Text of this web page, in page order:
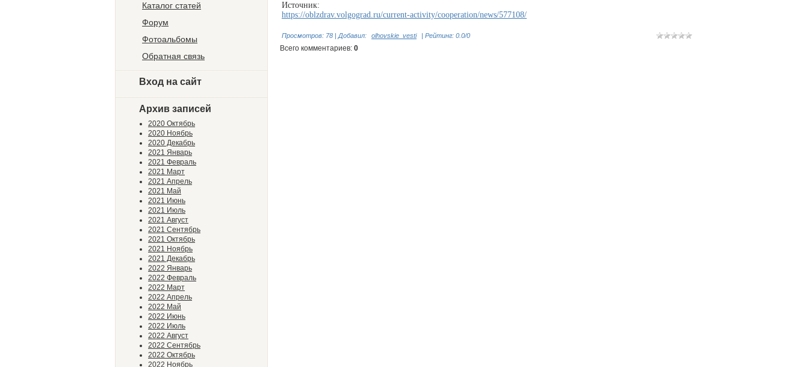
Каталог статей
Форум
Фотоальбомы
Обратная связь
Вход на сайт
Архив записей
2020 Октябрь
2020 Ноябрь
2020 Декабрь
2021 Январь
2021 Февраль
2021 Март
2021 Апрель
2021 Май
2021 Июнь
2021 Июль
2021 Август
2021 Сентябрь
2021 Октябрь
2021 Ноябрь
2021 Декабрь
2022 Январь
2022 Февраль
2022 Март
2022 Апрель
2022 Май
2022 Июнь
2022 Июль
2022 Август
2022 Сентябрь
2022 Октябрь
2022 Ноябрь
Источник:
https://oblzdrav.volgograd.ru/current-activity/cooperation/news/577108/
Просмотров: 78 | Добавил: olhovskie_vesti | Рейтинг: 0.0/0
Всего комментариев: 0